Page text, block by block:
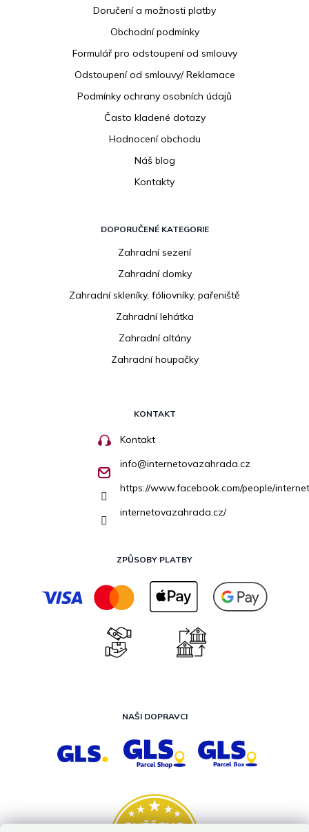
Doručení a možnosti platby
Obchodní podmínky
Formulář pro odstoupení od smlouvy
Odstoupení od smlouvy/ Reklamace
Podmínky ochrany osobních údajů
Často kladené dotazy
Hodnocení obchodu
Náš blog
Kontakty
DOPORUČENÉ KATEGORIE
Zahradní sezení
Zahradní domky
Zahradní skleníky, fóliovníky, pařeniště
Zahradní lehátka
Zahradní altány
Zahradní houpačky
KONTAKT
Kontakt
info@internetovazahrada.cz
https://www.facebook.com/people/
internetovazahrada.cz/
ZPŮSOBY PLATBY
NAŠI DOPRAVCI